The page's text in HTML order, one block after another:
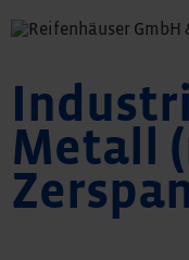
Metall